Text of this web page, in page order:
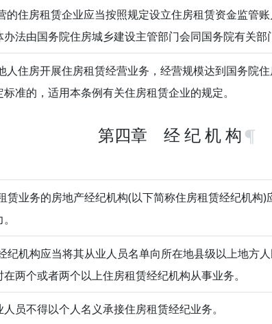
住房租赁企业应当按照规定设立住房租赁资金监管
法由国务院住房城乡建设主管部门会同国务院有关部
住房开展住房租赁经营业务，经营规模达到国务院
准的，适用本条例有关住房租赁企业的规定。
第四章 经 纪 机 构
赁业务的房地产经纪机构(以下简称住房租赁经纪机构)
纪机构应当将其从业人员名单向所在地县级以上地方
两个或者两个以上住房租赁经纪机构从事业务。
员不得以个人名义承接住房租赁经纪业务。